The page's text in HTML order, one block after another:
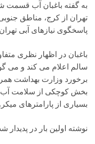
به گفته باغبان آب قسمت
تهران از کرج، مناطق
پاسخگوی نیازهای آبی
باغبان در اظهار نظری
سالم اعلام می کند و می
برخورد وزارت بهداشت
بخش کوچکی از سلامت آب
بسیاری از پارامترهای
نوشته اولین بار در پدیدار